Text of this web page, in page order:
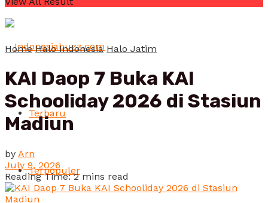
Terbaru
Terpopuler
Home Halo Indonesia Halo Jatim
KAI Daop 7 Buka KAI
Schooliday 2026 di Stasiun
Madiun
by Arn
July 9, 2026
Reading Time: 2 mins read